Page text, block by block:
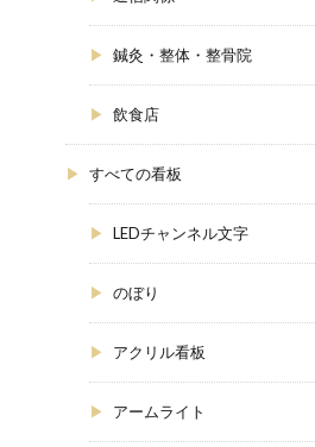
鍼灸・整体・整骨院
飲食店
すべての看板
LEDチャンネル文字
のぼり
アクリル看板
アームライト